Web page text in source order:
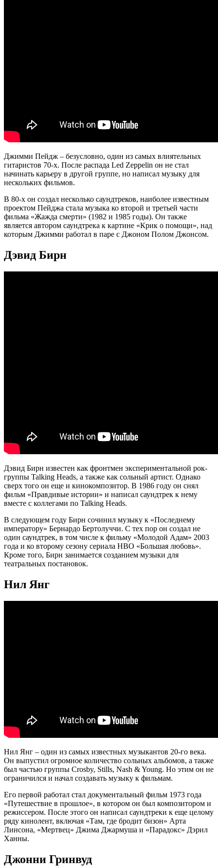
Джимми Пейдж – безусловно, один из самых влиятельных
гитаристов 70-х. После распада Led Zeppelin он не стал
начинать карьеру в другой группе, но написал музыку для
нескольких фильмов.
В 80-х он создал несколько саундтреков, наиболее известным
проектом Пейджа стала музыка ко второй и третьей части
фильма «Жажда смерти» (1982 и 1985 годы). Он также
является автором саундтрека к картине «Крик о помощи», над
которым Джимми работал в паре с Джоном Полом Джонсом.
Дэвид Бирн
Дэвид Бирн известен как фронтмен экспериментальной рок-
группы Talking Heads, а также как сольный артист. Однако
сверх того он еще и кинокомпозитор. В 1986 году он снял
фильм «Правдивые истории» и написал саундтрек к нему
вместе с коллегами по Talking Heads.
В следующем году Бирн сочинил музыку к «Последнему
императору» Бернардо Бертолуччи. С тех пор он создал не
один саундтрек, в том числе к фильму «Молодой Адам» 2003
года и ко второму сезону сериала HBO «Большая любовь».
Кроме того, Бирн занимается созданием музыки для
театральных постановок.
Нил Янг
Нил Янг – один из самых известных музыкантов 20-го века.
Он выпустил огромное количество сольных альбомов, а также
был частью группы Crosby, Stills, Nash & Young. Но этим он не
ограничился и начал создавать музыку к фильмам.
Его первой работал стал документальный фильм 1973 года
«Путешествие в прошлое», в котором он был композитором и
режиссером. После этого он написал саундтреки к еще целому
ряду кинолент, включая «Там, где бродит бизон» Арта
Линсона, «Мертвец» Джима Джармуша и «Парадокс» Дэрил
Ханны.
Джонни Гринвуд